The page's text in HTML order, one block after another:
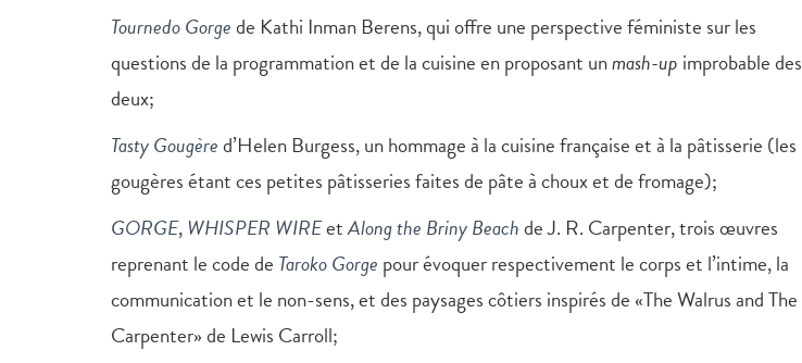
Tournedo Gorgede Kathi Inman Berens, qui offre une perspective féministe sur les
questions de la programmation et de la cuisine en proposant unmash-up improbable des
deux;
Tasty Gougèred’Helen Burgess, un hommage à la cuisine française et à la pâtisserie (les
gougères étant ces petites pâtisseries faites de pâte à choux et de fromage);
GORGE,WHISPER WIREetAlong the Briny Beachde J. R. Carpenter, trois œuvres
reprenant le code de Taroko Gorge pour évoquer respectivement le corps et l’intime, la
communication et le non-sens, et des paysages côtiers inspirés de «The Walrus and The
Carpenter» de Lewis Carroll;